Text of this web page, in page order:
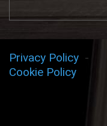
Privacy Policy -
Cookie Policy